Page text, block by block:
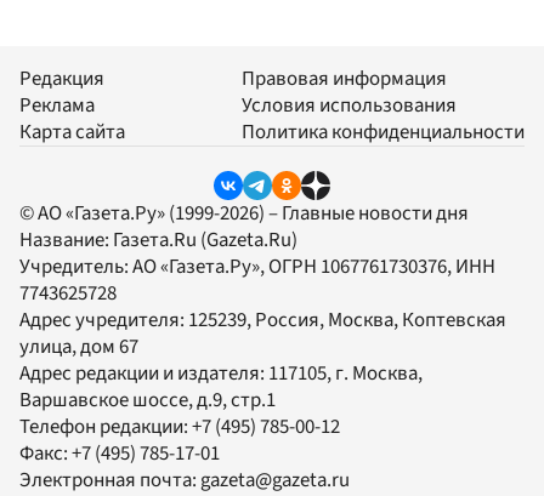
Редакция
Реклама
Карта сайта
Правовая информация
Условия использования
Политика конфиденциальности
© АО «Газета.Ру» (1999-2026) – Главные новости дня
Название: Газета.Ru (Gazeta.Ru)
Учредитель:АО «Газета.Ру», ОГРН 1067761730376, ИНН
7743625728
Адрес учредителя: 125239, Россия, Москва, Коптевская
улица, дом 67
Адрес редакции и издателя: 117105, г. Москва,
Варшавское шоссе, д.9, стр.1
Телефон редакции:+7 (495) 785-00-12
Факс:+7 (495) 785-17-01
Электронная почта: gazeta@gazeta.ru